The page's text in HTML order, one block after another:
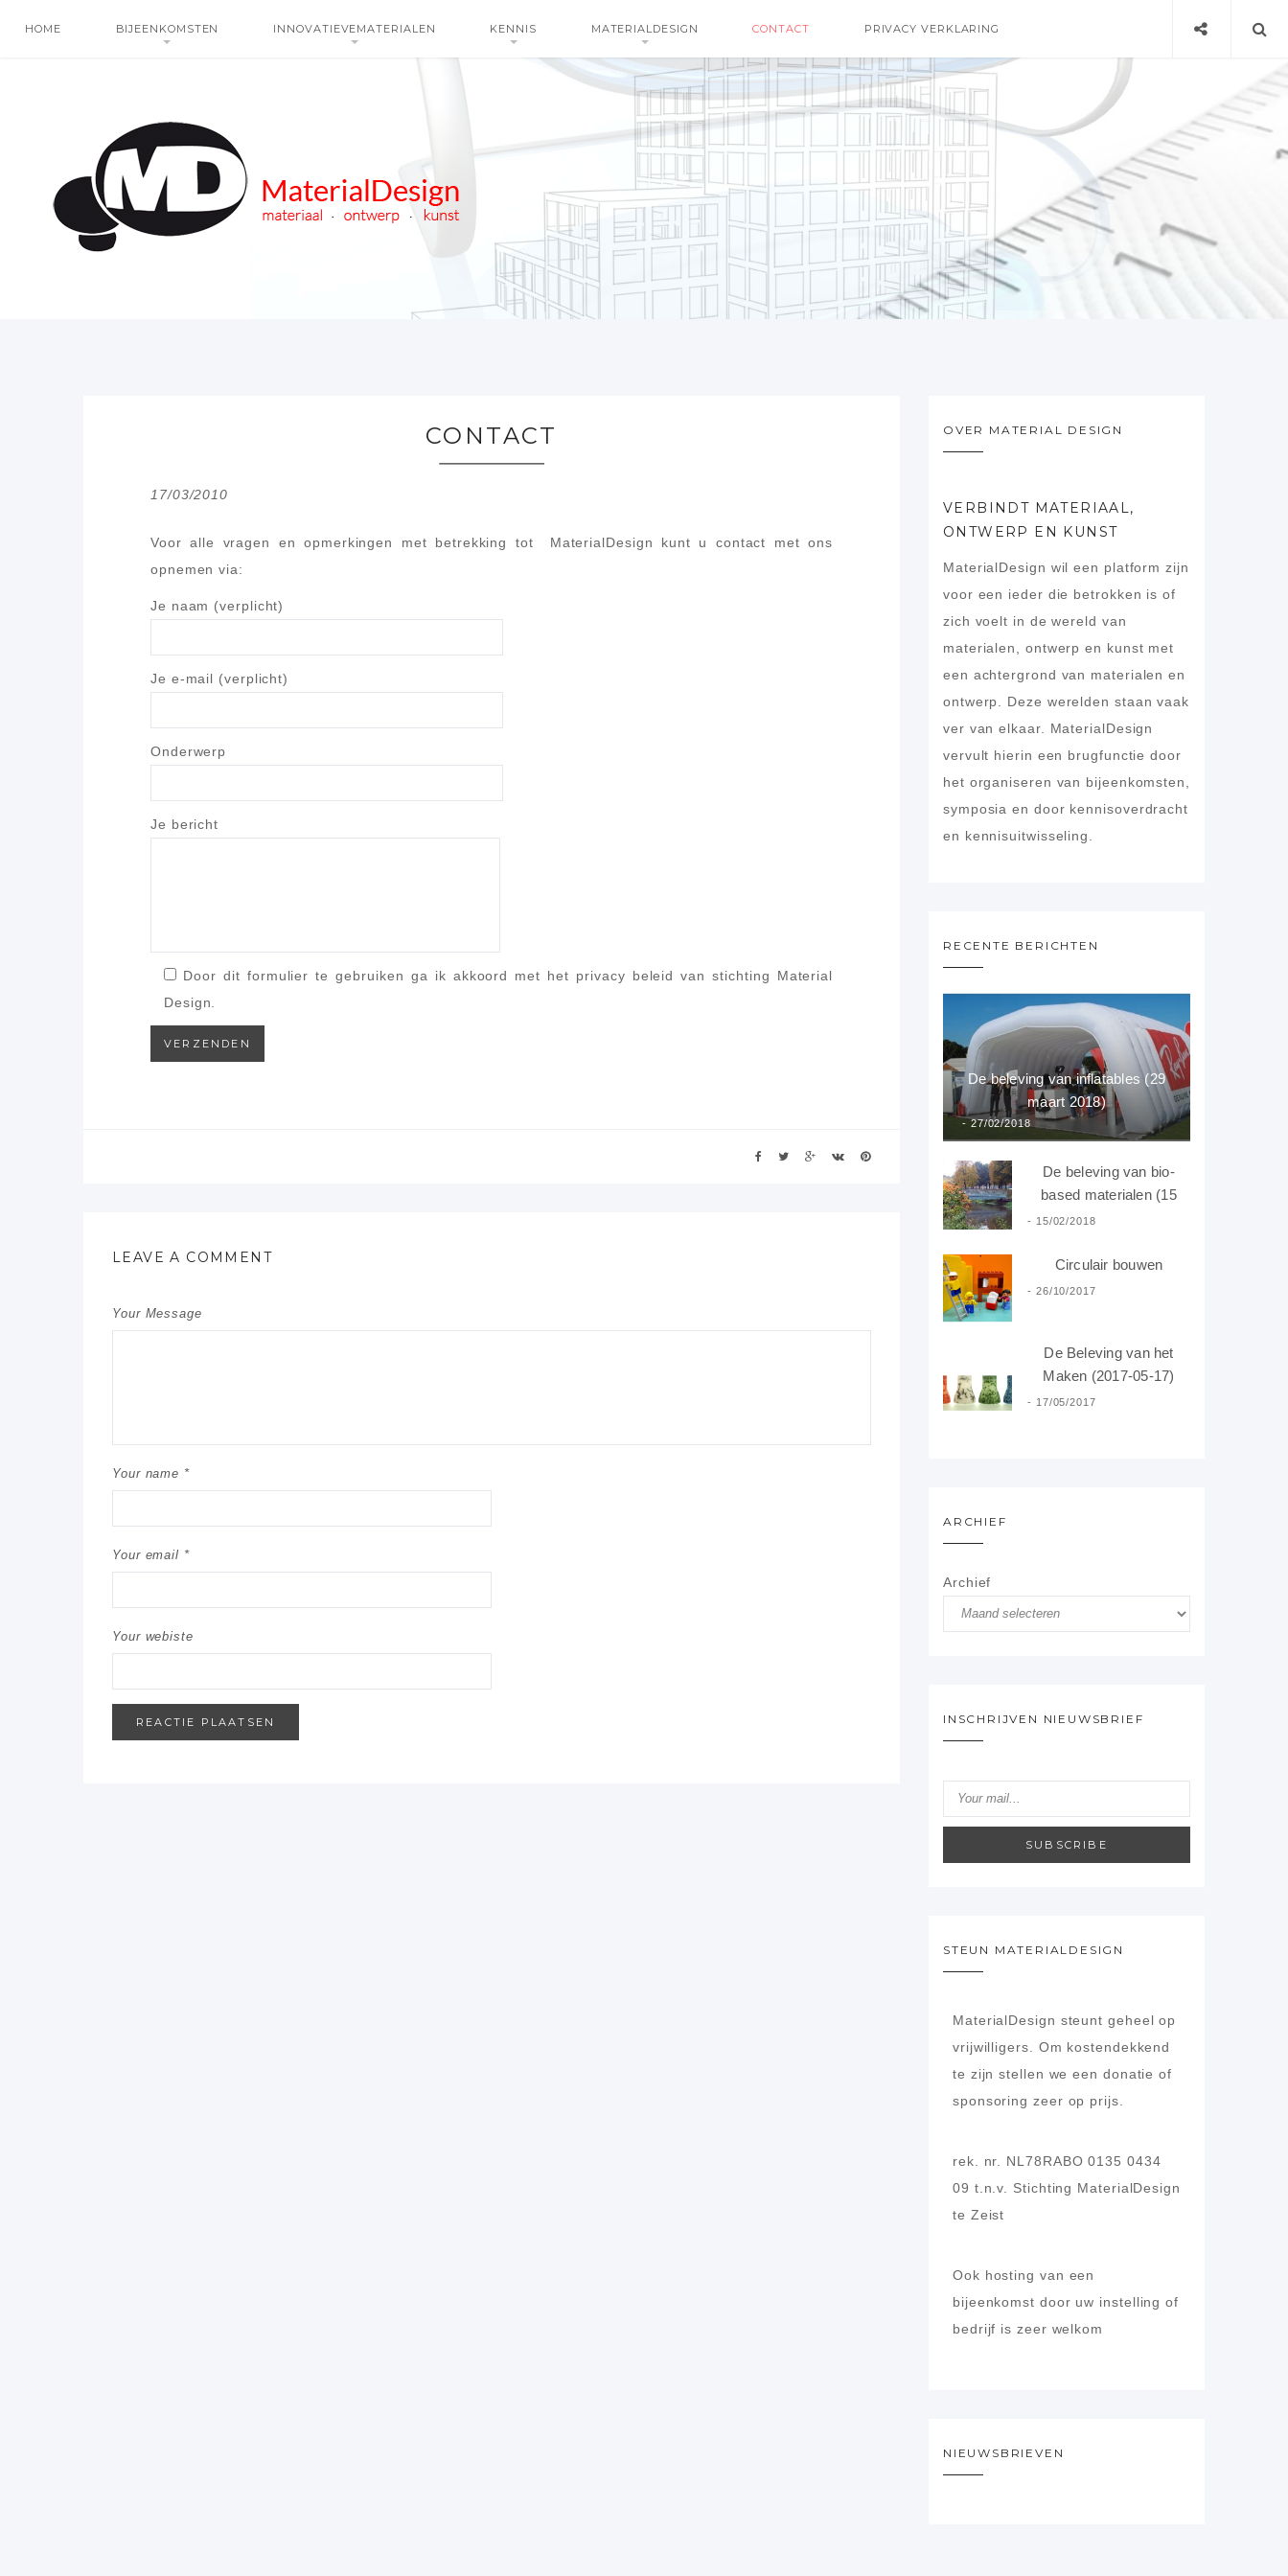
HOME BIJEENKOMSTEN INNOVATIEVEMATERIALEN KENNIS MATERIALDESIGN CONTACT PRIVACY VERKLARING
CONTACT
17/03/2010
Voor alle vragen en opmerkingen met betrekking tot MaterialDesign kunt u contact met ons
opnemen via:
Je naam (verplicht)
Je e-mail (verplicht)
Onderwerp
Je bericht
Door dit formulier te gebruiken ga ik akkoord met het privacy beleid van stichting Material
Design.
LEAVE A COMMENT
Your Message
Your name *
Your email *
Your webiste
OVER MATERIAL DESIGN
VERBINDT MATERIAAL,
ONTWERP EN KUNST
MaterialDesign wil een platform zijn
voor een ieder die betrokken is of
zich voelt in de wereld van
materialen, ontwerp en kunst met
een achtergrond van materialen en
ontwerp. Deze werelden staan vaak
ver van elkaar. MaterialDesign
vervult hierin een brugfunctie door
het organiseren van bijeenkomsten,
symposia en door kennisoverdracht
en kennisuitwisseling.
RECENTE BERICHTEN
De beleving van inflatables (29
maart 2018)
27/02/2018
De beleving van bio-
based materialen (15
februari 2018)
15/02/2018
Circulair bouwen
26/10/2017
De Beleving van het
Maken (2017-05-17)
17/05/2017
ARCHIEF
Archief
INSCHRIJVEN NIEUWSBRIEF
SUBSCRIBE
STEUN MATERIALDESIGN
MaterialDesign steunt geheel op
vrijwilligers.
Om kostendekkend
te zijn stellen we een donatie of
sponsoring zeer op prijs.
rek. nr. NL78RABO 0135 0434
09 t.n.v. Stichting MaterialDesign
te Zeist
Ook hosting van een
bijeenkomst door uw instelling of
bedrijf is zeer welkom
NIEUWSBRIEVEN